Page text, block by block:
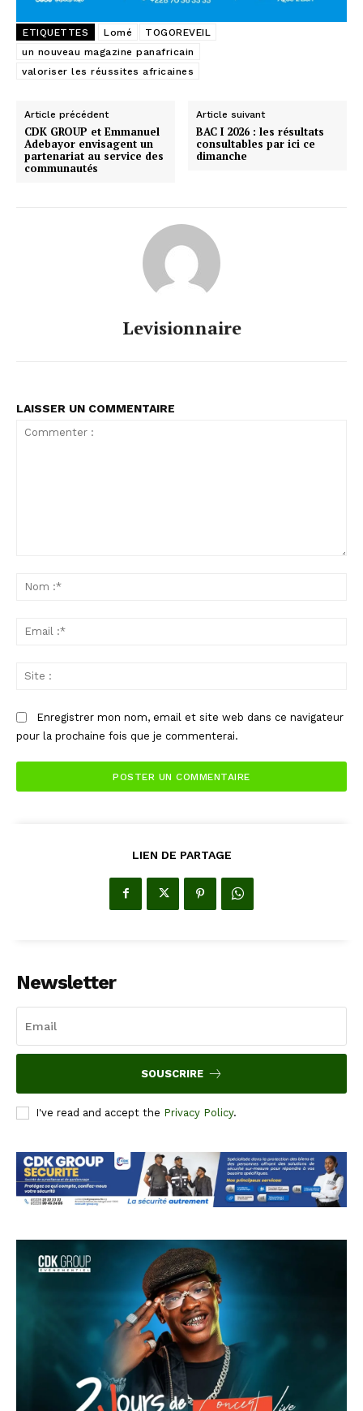
ETIQUETTES Lomé
TOGOREVEIL
un nouveau magazine panafricain
valoriser les réussites africaines
Article précédent
CDK GROUP et Emmanuel
Adebayor envisagent un
partenariat au service des
communautés
Article suivant
BAC I 2026 : les résultats
consultables par ici ce
dimanche
Levisionnaire
LAISSER UN COMMENTAIRE
Enregistrer mon nom, email et site web dans ce navigateur
pour la prochaine fois que je commenterai.
LIEN DE PARTAGE
Newsletter
SOUSCRIRE
I've read and accept the Privacy Policy.